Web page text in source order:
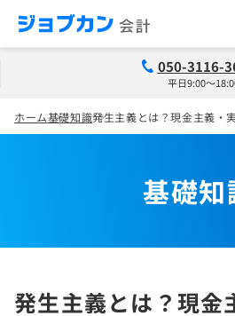
050-3116-
平日9:00～
ホーム基礎知識発生主義とは？現金主義・
基礎知
発生主義とは？現金